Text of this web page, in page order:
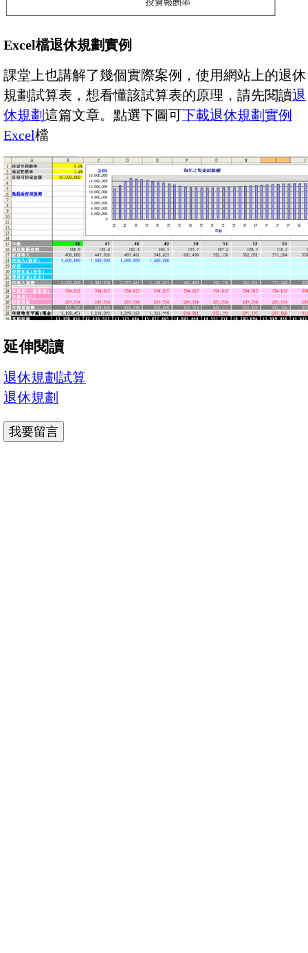
Excel檔退休規劃實例
課堂上也講解了幾個實際案例，使用網站上的退休
規劃試算表，想看懂該試算表的原理，請先閱讀退
休規劃這篇文章。點選下圖可下載退休規劃實例
Excel檔
延伸閱讀
退休規劃試算
退休規劃